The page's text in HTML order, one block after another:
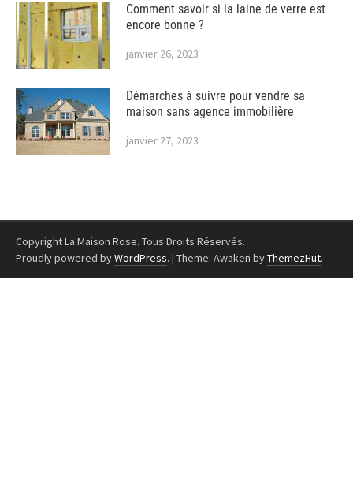
Comment savoir si la laine de verre est
encore bonne ?
janvier 26, 2023
Démarches à suivre pour vendre sa
maison sans agence immobilière
janvier 27, 2023
Copyright La Maison Rose. Tous Droits Réservés.
Proudly powered byWordPress. | Theme: Awaken byThemezHut.